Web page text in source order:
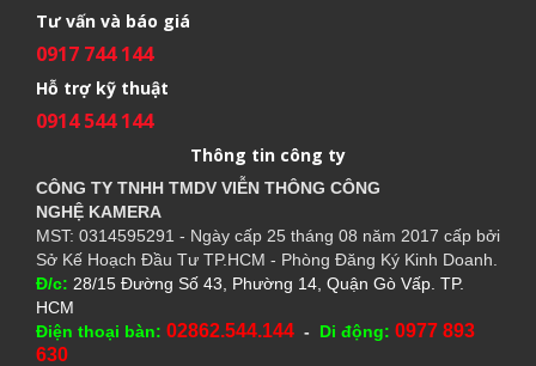
Tư vấn và báo giá
0917 744 144
Hỗ trợ kỹ thuật
0914 544 144
Thông tin công ty
CÔNG TY TNHH TMDV VIỄN THÔNG CÔNG
NGHỆ KAMERA
MST: 0314595291 - Ngày cấp 25 tháng 08 năm 2017 cấp bởi
Sở Kế Hoạch Đầu Tư TP.HCM - Phòng Đăng Ký Kinh Doanh.
Đ/c: 28/15 Đường Số 43, Phường 14, Quận Gò Vấp. TP.
HCM
Điện thoại bàn: 02862.544.144 - Di động: 0977 893
630